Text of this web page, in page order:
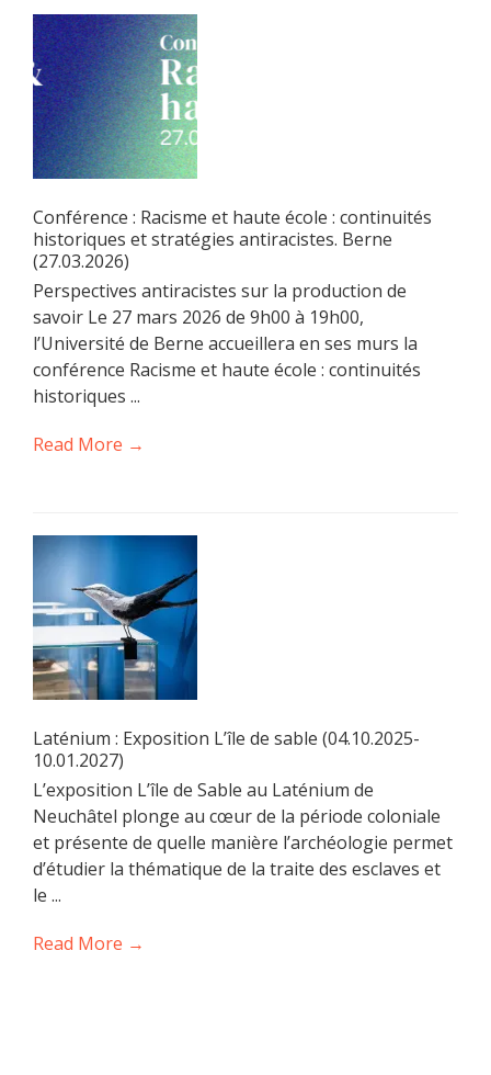
Conférence : Racisme et haute école : continuités
historiques et stratégies antiracistes. Berne
(27.03.2026)
Perspectives antiracistes sur la production de
savoir Le 27 mars 2026 de 9h00 à 19h00,
l’Université de Berne accueillera en ses murs la
conférence Racisme et haute école : continuités
historiques ...
Read More →
Laténium : Exposition L’île de sable (04.10.2025-
10.01.2027)
L’exposition L’île de Sable au Laténium de
Neuchâtel plonge au cœur de la période coloniale
et présente de quelle manière l’archéologie permet
d’étudier la thématique de la traite des esclaves et
le ...
Read More →